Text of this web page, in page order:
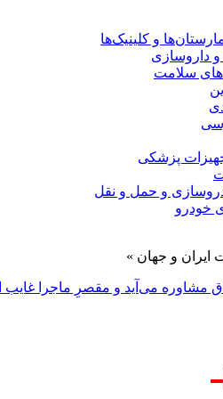
و کلینیک‌ها
و داروسازی
سلامت
پزشکی
و حمل و نقل
خودرو
و جهان »
مشاوره می‌آید و مقصرِ ماجرا